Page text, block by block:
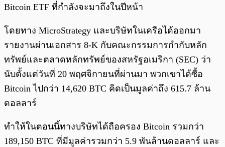
Bitcoin ETF ที่กำลังจะมาถึงในปีหน้า
โดยทาง MicroStrategy และบริษัทในเครือได้ออกมา
รายงานผ่านเอกสาร 8-K กับคณะกรรมการกำกับหลัก
ทรัพย์และตลาดหลักทรัพย์ของสหรัฐอเมริกา (SEC) ว่า
นับตั้งแต่วันที่ 20 พฤศจิกายนที่ผ่านมา พวกเขาได้ซื้อ
Bitcoin ไปกว่า 14,620 BTC คิดเป็นมูลค่าถึง 615.7 ล้าน
ดอลลาร์
ทำให้ในตอนนี้ทางบริษัทได้ถือครอง Bitcoin รวมกว่า
189,150 BTC ที่มีมูลค่ารวมกว่า 5.9 พันล้านดอลลาร์ และ